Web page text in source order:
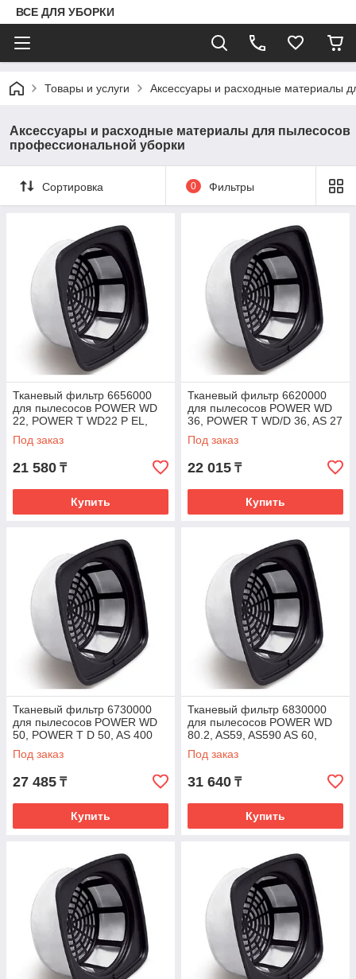
ВСЕ ДЛЯ УБОРКИ
Товары и услуги Аксессуары и расходные материалы
Аксессуары и расходные материалы для пылесосов
профессиональной уборки
Сортировка 0 Фильтры
Тканевый фильтр 6656000
для пылесосов POWER WD
22, POWER T WD22 P EL,
ASL10
Под заказ
21 580 ₸
Купить
Тканевый фильтр 6620000
для пылесосов POWER WD
36, POWER T WD/D 36, AS 27
Под заказ
22 015 ₸
Купить
Тканевый фильтр 6730000
для пылесосов POWER WD
50, POWER T D 50, AS 400
Под заказ
27 485 ₸
Купить
Тканевый фильтр 6830000
для пылесосов POWER WD
80.2, AS59, AS590 AS 60,
AS600
Под заказ
31 640 ₸
Купить